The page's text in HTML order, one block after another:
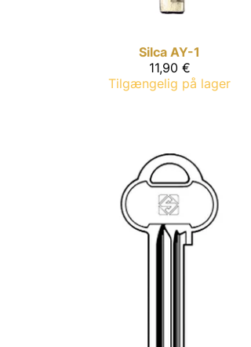
Silca AY-1
11,90 €
Tilgængelig på lager